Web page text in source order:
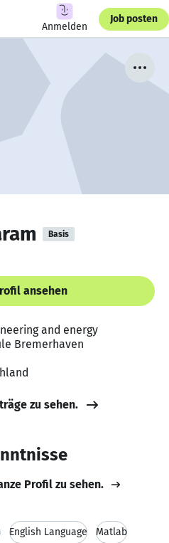
Anmelden
Job posten
Basis
ansehen
and energy
Bremerhaven
zu sehen.
Profil zu sehen.
English Language Matlab